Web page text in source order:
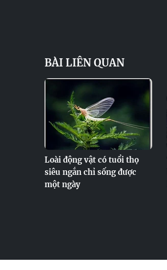
BÀI LIÊN QUAN
Loài động vật có tuổi thọ
siêu ngắn chỉ sống được
một ngày